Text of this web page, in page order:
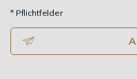
* Pflichtfelder